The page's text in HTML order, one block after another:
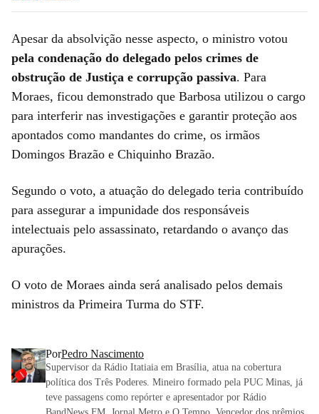
Apesar da absolvição nesse aspecto, o ministro votou
pela condenação do delegado pelos crimes de
obstrução de Justiça e corrupção passiva. Para
Moraes, ficou demonstrado que Barbosa utilizou o cargo
para interferir nas investigações e garantir proteção aos
apontados como mandantes do crime, os irmãos
Domingos Brazão e Chiquinho Brazão.
Segundo o voto, a atuação do delegado teria contribuído
para assegurar a impunidade dos responsáveis
intelectuais pelo assassinato, retardando o avanço das
apurações.
O voto de Moraes ainda será analisado pelos demais
ministros da Primeira Turma do STF.
PorPedro Nascimento
Supervisor da Rádio Itatiaia em Brasília, atua na cobertura
política dos Três Poderes. Mineiro formado pela PUC Minas, já
teve passagens como repórter e apresentador por Rádio